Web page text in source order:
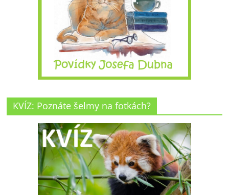
KVÍZ: Poznáte šelmy na fotkách?